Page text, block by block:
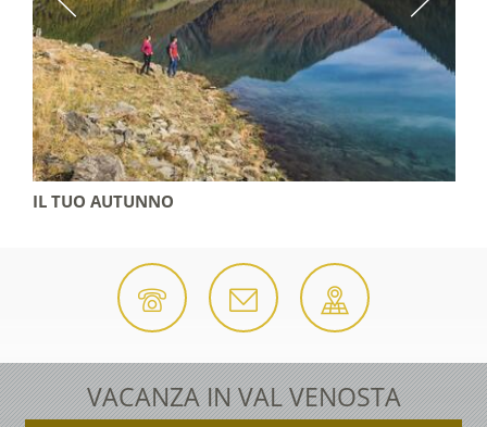
IL TUO AUTUNNO
VACANZA IN VAL VENOSTA